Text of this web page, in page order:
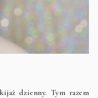
dzienny. Tym razem